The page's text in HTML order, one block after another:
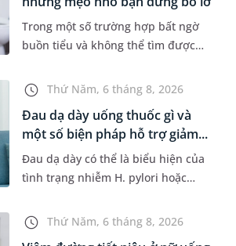
Trong một số trường hợp bất ngờ
buồn tiểu và không thể tìm được
dụng phương pháp bấm huyệt
nhịn tiểu. Vậy cách bấm huyệt
nhịn...
Thứ Năm, 6 tháng 8, 2026
Đau dạ dày uống thuốc gì và
một số biện pháp hỗ trợ giảm...
Đau dạ dày có thể là biểu hiện của
tình trạng nhiễm H. pylori hoặc
Dựa theo nguyên nhân cụ thể, bác
sĩ sẽ cân nhắc chỉ định p...
Thứ Năm, 6 tháng 8, 2026